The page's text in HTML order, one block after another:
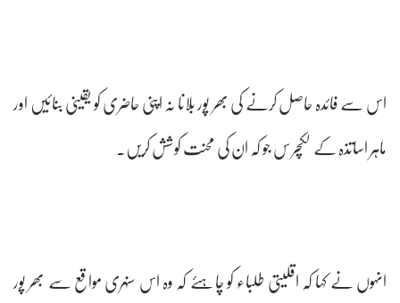
اس سے فائدہ حاصل کرنے کی بھر پور بلانا نہ اپنی حاضری کو یقینی بنائیں اور
ماہر اساتذہ کے لکچر س جو کہ ان کی محنت کوشش کریں۔
انہوں نے کہا کہ اقلیتی طلباء کو چاہئے کہ وہ اس سنہری مواقع سے بھر پور